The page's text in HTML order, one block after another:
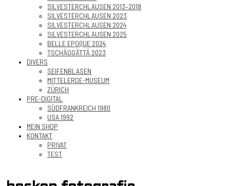
SILVESTERCHLAUSEN 2013–2018
SILVESTERCHLAUSEN 2023
SILVESTERCHLAUSEN 2024
SILVESTERCHLAUSEN 2025
BELLE EPOQUE 2024
TSCHÄGGÄTTÄ 2023
DIVERS
SEIFENBLASEN
MITTELERDE-MUSEUM
ZÜRICH
PRE-DIGITAL
SÜDFRANKREICH 1980
USA 1992
MEIN SHOP
KONTAKT
PRIVAT
TEST